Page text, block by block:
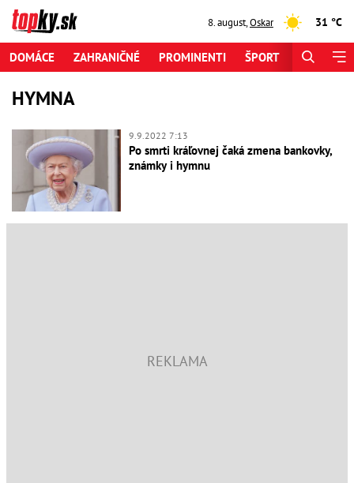
8. august,Oskar 31 °C
DOMÁCE ZAHRANIČNÉ PROMINENTI ŠPORT
HYMNA
9.9.2022 7:13
Po smrti kráľovnej čaká zmena bankovky,
známky i hymnu